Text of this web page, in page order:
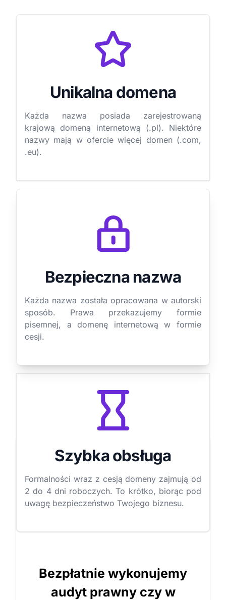
Unikalna domena
Każda nazwa posiada zarejestrowaną
krajową domeną internetową (.pl). Niektóre
nazwy mają w ofercie więcej domen (.com,
.eu).
Bezpieczna nazwa
Każda nazwa została opracowana w autorski
sposób. Prawa przekazujemy formie
pisemnej, a domenę internetową w formie
cesji.
Szybka obsługa
Formalności wraz z cesją domeny zajmują od
2 do 4 dni roboczych. To krótko, biorąc pod
uwagę bezpieczeństwo Twojego biznesu.
Bezpłatnie wykonujemy
audyt prawny czy w